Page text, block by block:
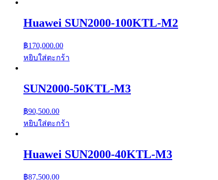
Huawei SUN2000-100KTL-M2
฿170,000.00
หยิบใส่ตะกร้า
SUN2000-50KTL-M3
฿90,500.00
หยิบใส่ตะกร้า
Huawei SUN2000-40KTL-M3
฿87,500.00